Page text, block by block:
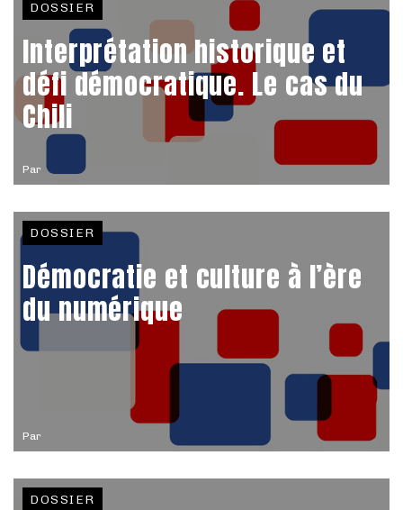
Par
DOSSIER
Interprétation historique et
défi démocratique. Le cas du
Chili
Par
DOSSIER
Démocratie et culture à l’ère
du numérique
DOSSIER